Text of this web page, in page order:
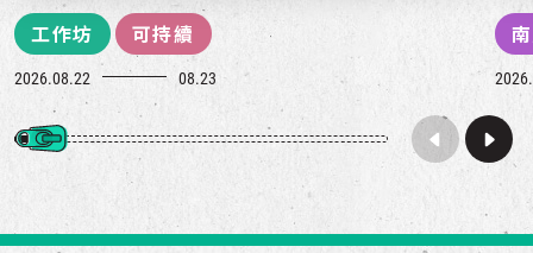
工作坊 可持續
2026.08.22 08.23